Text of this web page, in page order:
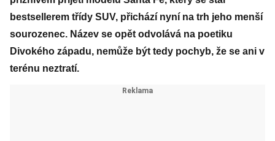
bestsellerem třídy SUV, přichází nyní na trh jeho menší
sourozenec. Název se opět odvolává na poetiku
Divokého západu, nemůže být tedy pochyb, že se ani v
terénu neztratí.